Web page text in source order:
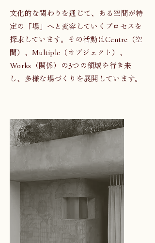
文化的な関わりを通じて、ある空間が特
定の「場」へと変容していくプロセスを
探求しています。その活動はCentre（空
間）、Multiple（オブジェクト）、
Works（関係）の3つの領域を行き来
し、多様な場づくりを展開しています。